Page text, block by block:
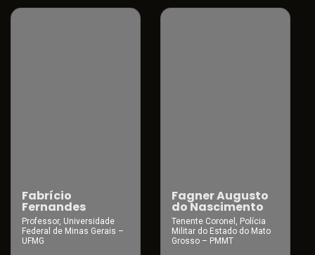
Fabrício
Fernandes
Professor, Universidade
Federal de Minas Gerais –
UFMG
Fagner Augusto
do Nascimento
Tenente Coronel, Polícia
Militar do Estado do Mato
Grosso – PMMT